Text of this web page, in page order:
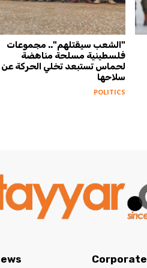
"الشعب سيقتلهم".. مجموعات
فلسطينية مسلحة مناهضة
لحماس تستبعد تخلي الحركة عن
سلاحها
POLITICS
Corporate